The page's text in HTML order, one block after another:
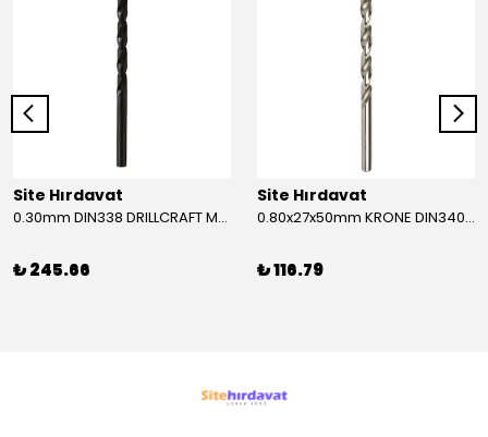
Site Hırdavat
0.30mm DIN338 DRILLCRAFT MATKAP UCU HSS 10 Adet
₺ 245.66
Site Hırdavat
0.80x27x50mm KRONE DIN340 UZUN MATKAP UCU HSS 10 Adet
₺ 116.79